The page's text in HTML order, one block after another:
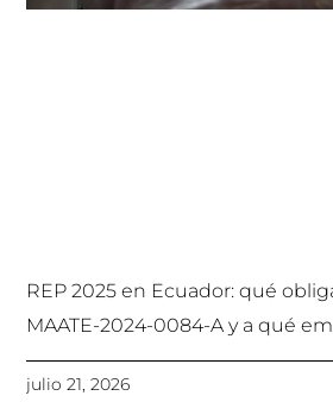
REP 2025 en Ecuador: qué
MAATE-2024-0084-A y a qué
julio 21, 2026